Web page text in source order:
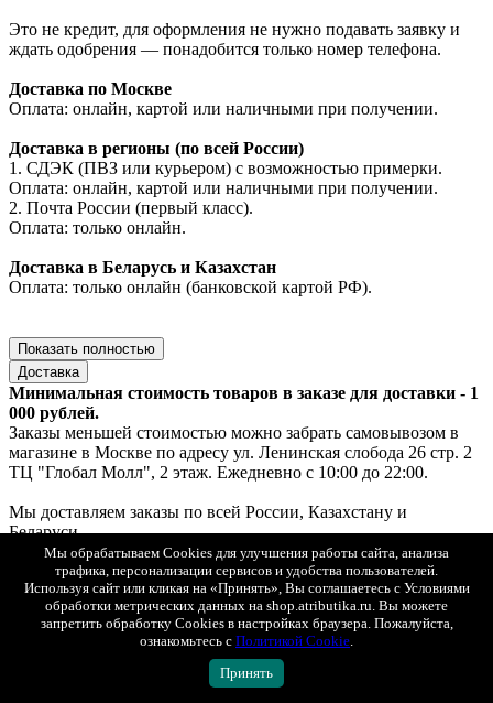
Это не кредит, для оформления не нужно подавать заявку и
ждать одобрения — понадобится только номер телефона.
Доставка по Москве
Оплата: онлайн, картой или наличными при получении.
Доставка в регионы (по всей России)
1. СДЭК (ПВЗ или курьером) с возможностью примерки.
Оплата: онлайн, картой или наличными при получении.
2. Почта России (первый класс).
Оплата: только онлайн.
Доставка в Беларусь и Казахстан
Оплата: только онлайн (банковской картой РФ).
Показать полностью
Доставка
Минимальная стоимость товаров в заказе для доставки - 1
000 рублей.
Заказы меньшей стоимостью можно забрать самовывозом в
магазине в Москве по адресу ул. Ленинская слобода 26 стр. 2
ТЦ "Глобал Молл", 2 этаж. Ежедневно с 10:00 до 22:00.
Мы доставляем заказы по всей России, Казахстану и
Беларуси.
При оплате на сайте действует скидка 50 % на доставку.
При заказе от 15 000 рублей доставка - бесплатно.
Доставка по Москве
1. Самовывоз — ул. Ленинская слобода, 26, стр. 2, ТЦ «Глобал
Молл», 2 этаж (ежедневно с 10:00 до 22:00).
Если товар есть в наличии — выдача за 30 минут, если под
заказ — до 2х рабочих дней.
Мы обрабатываем Cookies для улучшения работы сайта, анализа
трафика, персонализации сервисов и удобства пользователей.
Используя сайт или кликая на «Принять», Вы соглашаетесь с Условиями
обработки метрических данных на shop.atributika.ru. Вы можете
запретить обработку Cookies в настройках браузера. Пожалуйста,
ознакомьтесь с Политикой Cookie.
Принять